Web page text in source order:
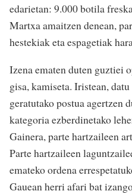
edarietan: 9.000 botila
Martxa amaitzen denean,
hestekiak eta espagetiak
Izena ematen duten guztiei
gisa, kamiseta. Iristean,
geratutako postua agertzen
kategoria ezberdinetako
Gainera, parte hartzaileen
Parte hartzaileen
emateko ordena
Gauean herri afari bat